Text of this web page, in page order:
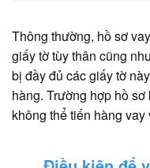
Thông thường, hồ sơ
giấy tờ tùy thân cũng
bị đầy đủ các giấy tờ
hàng. Trường hợp hồ
không thể tiến hàng vay